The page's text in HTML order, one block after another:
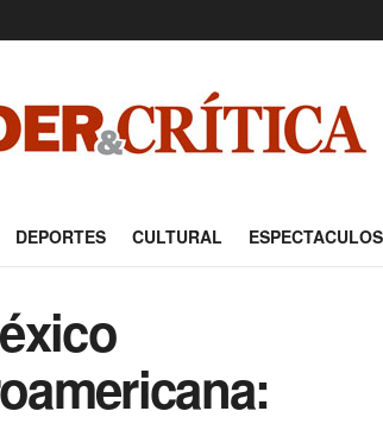
DEPORTES CULTURAL ESPECTACULOS